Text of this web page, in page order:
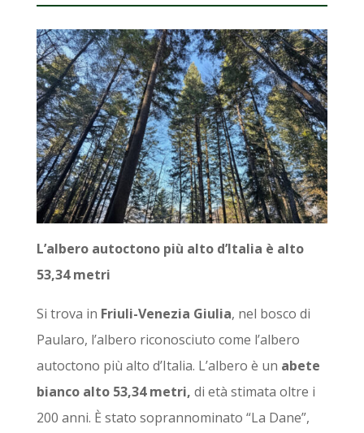
L’albero autoctono più alto d’Italia è alto
53,34 metri
Si trova in Friuli-Venezia Giulia, nel bosco di
Paularo, l’albero riconosciuto come l’albero
autoctono più alto d’Italia. L’albero è un abete
bianco alto 53,34 metri, di età stimata oltre i
200 anni. È stato soprannominato “La Dane”,